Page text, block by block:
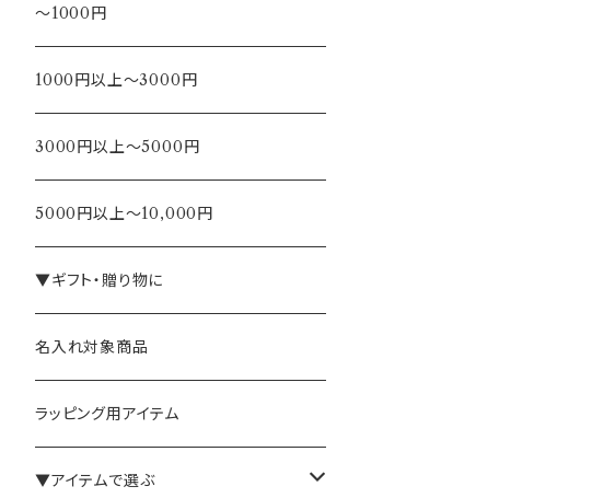
～1000円
1000円以上～3000円
3000円以上～5000円
5000円以上～10,000円
▼ギフト・贈り物に
名入れ対象商品
ラッピング用アイテム
▼アイテムで選ぶ